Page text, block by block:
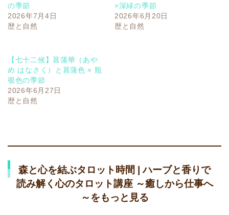
の季節
2026年7月4日
歴と自然
×深緑の季節
2026年6月20日
歴と自然
【七十二候】菖蒲華（あや
め はなさく）と菖蒲色 × 瓶
覗色の季節
2026年6月27日
歴と自然
森と心を結ぶタロット時間 | ハーブと香りで
読み解く心のタロット講座 ～癒しから仕事へ
～をもっと見る